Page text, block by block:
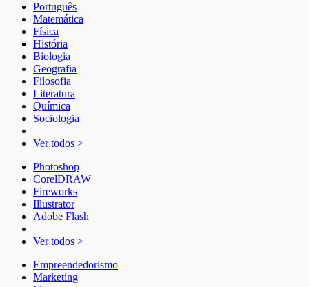
Português
Matemática
Física
História
Biologia
Geografia
Filosofia
Literatura
Química
Sociologia
Ver todos >
Photoshop
CorelDRAW
Fireworks
Illustrator
Adobe Flash
Ver todos >
Empreendedorismo
Marketing